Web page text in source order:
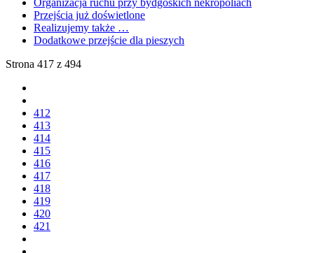
Organizacja ruchu przy bydgoskich nekropoliach
Przejścia już doświetlone
Realizujemy także …
Dodatkowe przejście dla pieszych
Strona 417 z 494
412
413
414
415
416
417
418
419
420
421